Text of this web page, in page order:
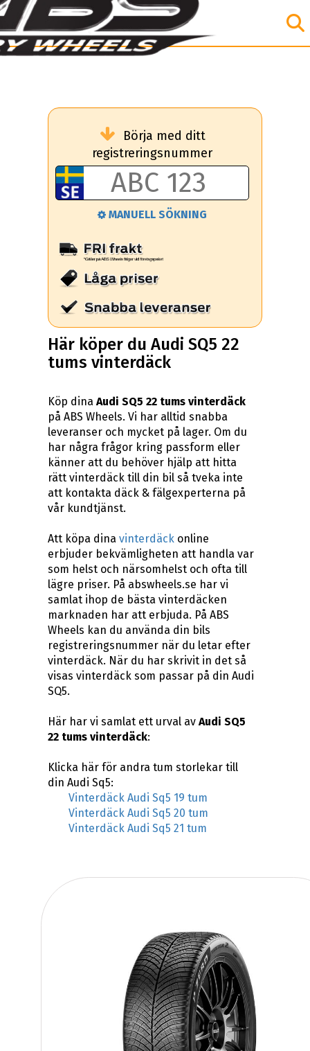
Börja med ditt
registreringsnummer
MANUELL SÖKNING
Här köper du Audi SQ5 22
tums vinterdäck
Köp dinaAudi SQ5 22 tums vinterdäck
på ABS Wheels. Vi har alltid snabba
leveranser och mycket på lager. Om du
har några frågor kring passform eller
känner att du behöver hjälp att hitta
rätt vinterdäck till din bil så tveka inte
att kontakta däck & fälgexperterna på
vår kundtjänst.
Att köpa dinavinterdäck online
erbjuder bekvämligheten att handla var
som helst och närsomhelst och ofta till
lägre priser. På abswheels.se har vi
samlat ihop de bästa vinterdäcken
marknaden har att erbjuda. På ABS
Wheels kan du använda din bils
registreringsnummer när du letar efter
vinterdäck. När du har skrivit in det så
visas vinterdäck som passar på din Audi
SQ5.
Här har vi samlat ett urval avAudi SQ5
22 tums vinterdäck:
Klicka här för andra tum storlekar till
din Audi Sq5:
Vinterdäck Audi Sq5 19 tum
Vinterdäck Audi Sq5 20 tum
Vinterdäck Audi Sq5 21 tum